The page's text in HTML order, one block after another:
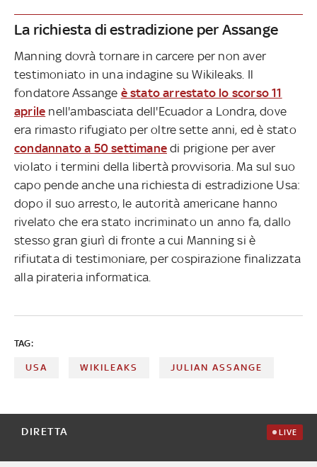
La richiesta di estradizione per Assange
Manning dovrà tornare in carcere per non aver
testimoniato in una indagine su Wikileaks. Il
fondatore Assange è stato arrestato lo scorso 11
aprile nell'ambasciata dell'Ecuador a Londra, dove
era rimasto rifugiato per oltre sette anni, ed è stato
condannato a 50 settimane di prigione per aver
violato i termini della libertà provvisoria. Ma sul suo
capo pende anche una richiesta di estradizione Usa:
dopo il suo arresto, le autorità americane hanno
rivelato che era stato incriminato un anno fa, dallo
stesso gran giurì di fronte a cui Manning si è
rifiutata di testimoniare, per cospirazione finalizzata
alla pirateria informatica.
TAG:
USA WIKILEAKS JULIAN ASSANGE
DIRETTA LIVE